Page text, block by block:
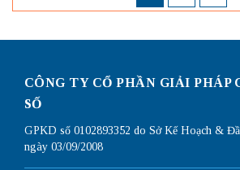
CÔNG TY CỔ PHẦN GIẢI PHÁP
SỐ
GPKD số 0102893352 do Sở Kế Hoạch &
ngày 03/09/2008